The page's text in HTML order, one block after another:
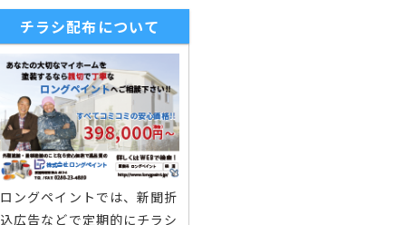
チラシ配布について
ロングペイントでは、新聞折
込広告などで定期的にチラシ